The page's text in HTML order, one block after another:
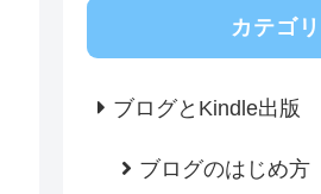
カテゴ
ブログとKindle出版
ブログのはじめ方